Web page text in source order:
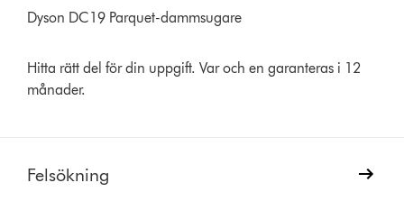
Dyson DC19 Parquet-dammsugare
Hitta rätt del för din uppgift. Var och en garanteras i 12
månader.
Felsökning